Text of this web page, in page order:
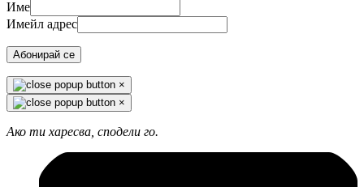
Име
Имейл адрес
Абонирай се
×
×
Ако ти харесва, сподели го.